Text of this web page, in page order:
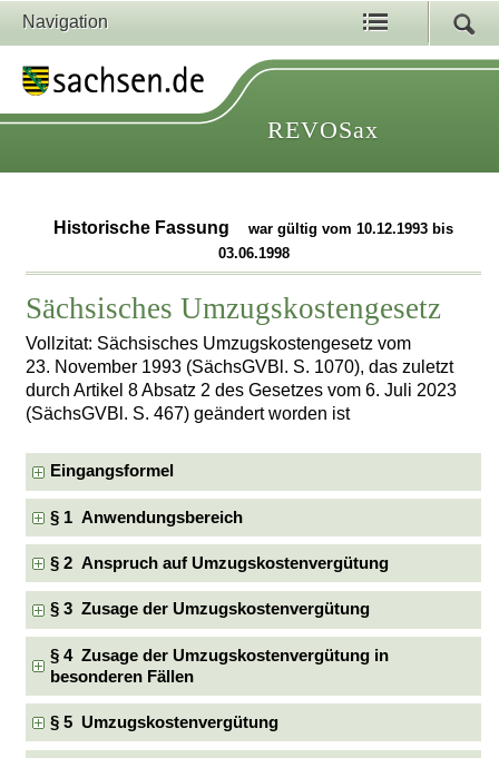
Navigation
REVOSax
Historische Fassung
war gültig vom 10.12.1993 bis
03.06.1998
Sächsisches Umzugskostengesetz
Vollzitat: Sächsisches Umzugskostengesetz vom
23. November 1993 (SächsGVBl. S. 1070), das zuletzt
durch Artikel 8 Absatz 2 des Gesetzes vom 6. Juli 2023
(SächsGVBl. S. 467) geändert worden ist
Eingangsformel
§ 1 Anwendungsbereich
§ 2 Anspruch auf Umzugskostenvergütung
§ 3 Zusage der Umzugskostenvergütung
§ 4 Zusage der Umzugskostenvergütung in
besonderen Fällen
§ 5 Umzugskostenvergütung